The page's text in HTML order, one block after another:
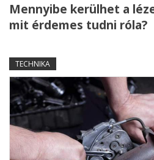
Mennyibe kerülhet a
mit érdemes tudni róla?
TECHNIKA